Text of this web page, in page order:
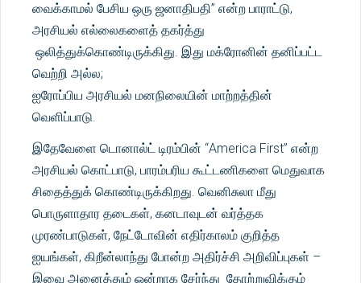
வைக்காமல் பேசிய ஒரு ஜனாதிபதி” என்ற பாராட்டு,
அரசியல் எல்லைகளைத் தகர்த்து
ஒலித்துக்கொண்டிருக்கிது. இது மக்ரோனின் தனிப்பட்ட
வெற்றி அல்ல;
ஐரோப்பிய அரசியல் மனநிலையின் மாற்றத்தின்
வெளிப்பாடு.
இதேவேளை டொனால்ட் டிரம்பின் “America First” என்ற
அரசியல் கொட்பாடு, பாரம்பரிய கூட்டணிகளை மெதுவாக
சிதைத்துக் கொண்டிருக்கிறது. வெனிசுலா மீது
பொருளாதார தடைகள், கனடாவுடன் வர்த்தக
முரண்பாடுகள், நேட்டோவின் எதிர்காலம் குறித்த
ஐயங்கள், கிறீன்லாந்து போன்ற அதிர்ச்சி அறிவிப்புகள் –
இவை அனைத்தும் ஒன்றாக சேர்ந்து தோற்றுவிக்கும்